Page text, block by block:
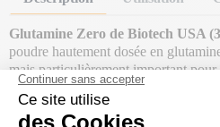
Glutamine Zero de Biotech USA
poudre hautement dosée en
mais particulièrement important
maintien du système immunitaire.
Pour les sportifs, la glutamine est un